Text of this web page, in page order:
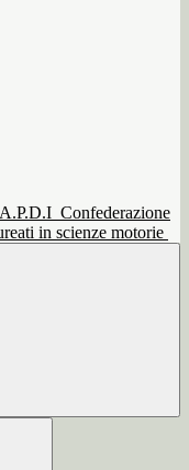
Confederazione
in scienze motorie